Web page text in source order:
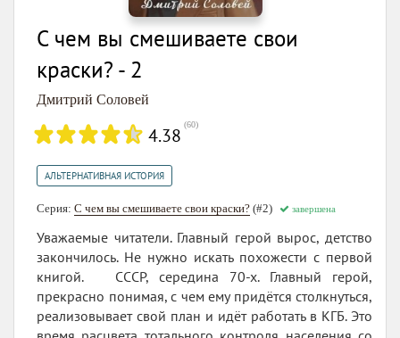
С чем вы смешиваете свои
краски? - 2
Дмитрий Соловей
4.38 (60)
АЛЬТЕРНАТИВНАЯ ИСТОРИЯ
Серия: С чем вы смешиваете свои краски? (#2) завершена
Уважаемые читатели. Главный герой вырос, детство
закончилось. Не нужно искать похожести с первой
книгой. СССР, середина 70-х. Главный герой,
прекрасно понимая, с чем ему придётся столкнуться,
реализовывает свой план и идёт работать в КГБ. Это